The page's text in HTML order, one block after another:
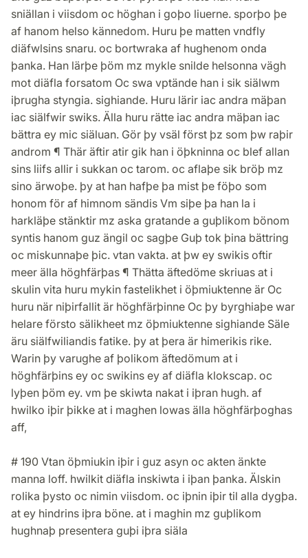
sniällan i viisdom oc höghan i goþo liuerne. sporþo þe
af hanom helso kännedom. Huru þe matten vndfly
diäfwlsins snaru. oc bortwraka af hughenom onda
þanka. Han lärþe þöm mz mykle snilde helsonna vägh
mot diäfla forsatom Oc swa vptände han i sik siälwm
iþrugha styngia. sighiande. Huru lärir iac andra mäþan
iac siälfwir swiks. Älla huru rätte iac andra mäþan iac
bättra ey mic siäluan. Gör þy vsäl först þz som þw raþir
androm ¶ Thär äftir atir gik han i öþkninna oc blef allan
sins liifs allir i sukkan oc tarom. oc aflaþe sik bröþ mz
sino ärwoþe. þy at han hafþe þa mist þe föþo som
honom för af himnom sändis Vm siþe þa han la i
harkläþe stänktir mz aska gratande a guþlikom bönom
syntis hanom guz ängil oc sagþe Guþ tok þina bättring
oc miskunnaþe þic. vtan vakta. at þw ey swikis oftir
meer älla höghfärþas ¶ Thätta äftedöme skriuas at i
skulin vita huru mykin fastelikhet i öþmiuktenne är Oc
huru när niþirfallit är höghfärþinne Oc þy byrghiaþe war
helare försto sälikheet mz öþmiuktenne sighiande Säle
äru siälfwiliandis fatike. þy at þera är himerikis rike.
Warin þy varughe af þolikom äftedömum at i
höghfärþins ey oc swikins ey af diäfla klokscap. oc
lyþen þöm ey. vm þe skiwta nakat i iþran hugh. af
hwilko iþir þikke at i maghen lowas älla höghfärþoghas
aff,
# 190 Vtan öþmiukin iþir i guz asyn oc akten änkte
manna loff. hwilkit diäfla inskiwta i iþan þanka. Älskin
rolika þysto oc nimin viisdom. oc iþnin iþir til alla dygþa.
at ey hindrins iþra böne. at i maghin mz guþlikom
hughnaþ presentera guþi iþra siäla